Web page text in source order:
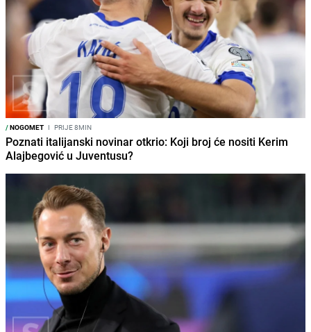
/NOGOMET I PRIJE 8MIN
Poznati italijanski novinar otkrio: Koji broj će nositi Kerim
Alajbegović u Juventusu?